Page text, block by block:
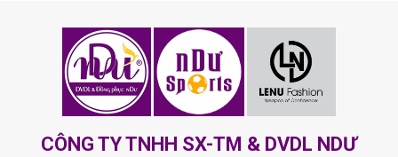
CÔNG TY TNHH SX-TM & DVDL NDƯ